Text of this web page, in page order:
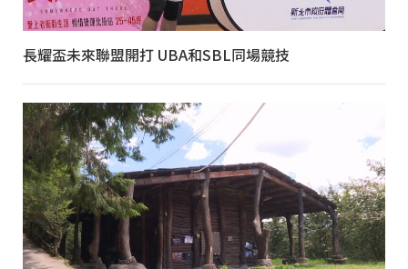
長耀盃未來聯盟開打 UBA和SBL同場競技